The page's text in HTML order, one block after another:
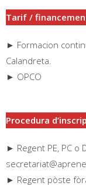
Tarif /
► Formacion
Calandreta.
► OPCO
Procedura
► Regent PE, PC o
► Regent pòste